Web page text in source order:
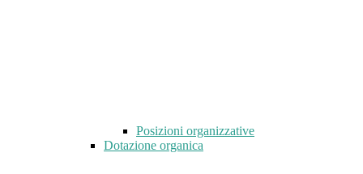
Posizioni organizzative
Dotazione organica